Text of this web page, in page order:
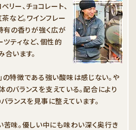
リー、チョコレート、
など。ワインフレー
有の香りが強く広が
ツティなど、個性的
います。
の特徴である強い酸味は感じない。や
バランスを支えている。配合により
ランスを見事に整えています。
苦味。優しい中にも味わい深く奥行き